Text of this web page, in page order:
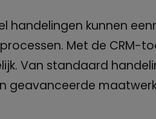
handelingen kunnen
Met de CRM-
Van standaard
geavanceerde